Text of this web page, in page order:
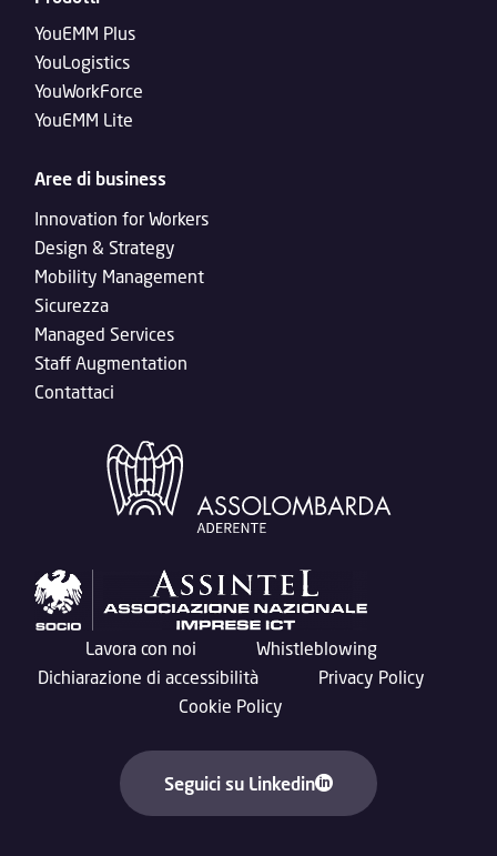
YouEMM Plus
YouLogistics
YouWorkForce
YouEMM Lite
Aree di business
Innovation for Workers
Design & Strategy
Mobility Management
Sicurezza
Managed Services
Staff Augmentation
Contattaci
Lavora con noi
Whistleblowing
Dichiarazione di accessibilità
Privacy Policy
Cookie Policy
Seguici su Linkedin